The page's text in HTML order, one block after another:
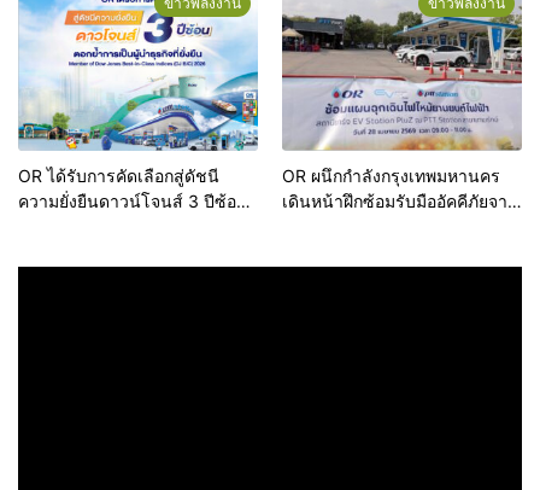
ยั่งยืนในระดับสากล
OR ได้รับการคัดเลือกสู่ดัชนี
ความยั่งยืนดาวน์โจนส์ 3 ปีซ้อน
OR ผนึกกำลังกรุงเทพมหานคร
เดินหน้าฝึกซ้อมรับมืออัคคีภัยจาก